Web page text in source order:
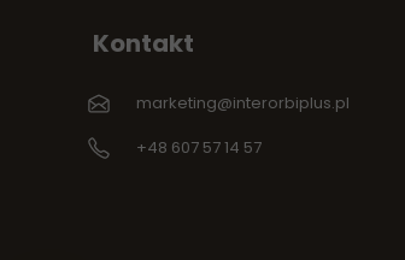
+48 607 57 14 57
marketing@interorbiplus.pl
Kontakt